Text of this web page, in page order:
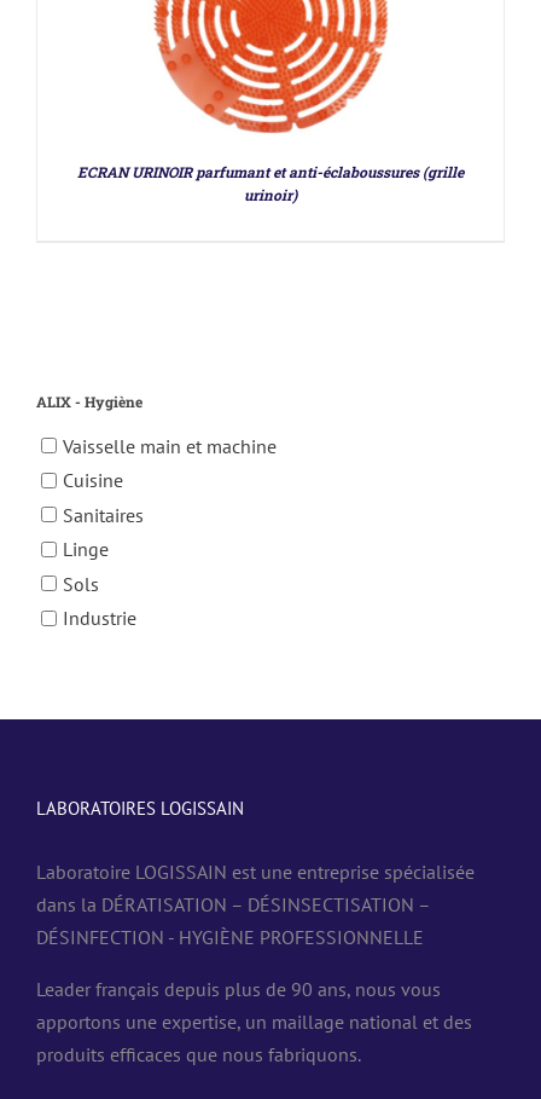
ECRAN URINOIR parfumant et anti-éclaboussures (grille
urinoir)
ALIX - Hygiène
Vaisselle main et machine
Cuisine
Sanitaires
Linge
Sols
Industrie
LABORATOIRES LOGISSAIN
Laboratoire LOGISSAIN est une entreprise spécialisée
dans la DÉRATISATION – DÉSINSECTISATION –
DÉSINFECTION - HYGIÈNE PROFESSIONNELLE
Leader français depuis plus de 90 ans, nous vous
apportons une expertise, un maillage national et des
produits efficaces que nous fabriquons.